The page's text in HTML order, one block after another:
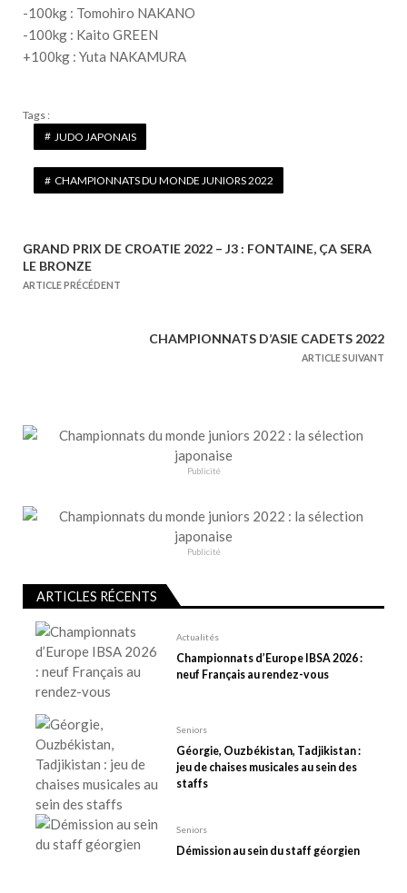
-100kg : Tomohiro NAKANO
-100kg : Kaito GREEN
+100kg : Yuta NAKAMURA
Tags :
JUDO JAPONAIS
CHAMPIONNATS DU MONDE JUNIORS 2022
N
a
i
d
e
GRAND PRIX DE CROATIE 2022 – J3 : FONTAINE, ÇA SERA
LE BRONZE
ARTICLE PRÉCÉDENT
CHAMPIONNATS D’ASIE CADETS 2022
ARTICLE SUIVANT
Publicité
Publicité
ARTICLES RÉCENTS
Actualités
Championnats d’Europe IBSA 2026 :
neuf Français au rendez-vous
Seniors
Géorgie, Ouzbékistan, Tadjikistan :
jeu de chaises musicales au sein des
staffs
Seniors
Démission au sein du staff géorgien